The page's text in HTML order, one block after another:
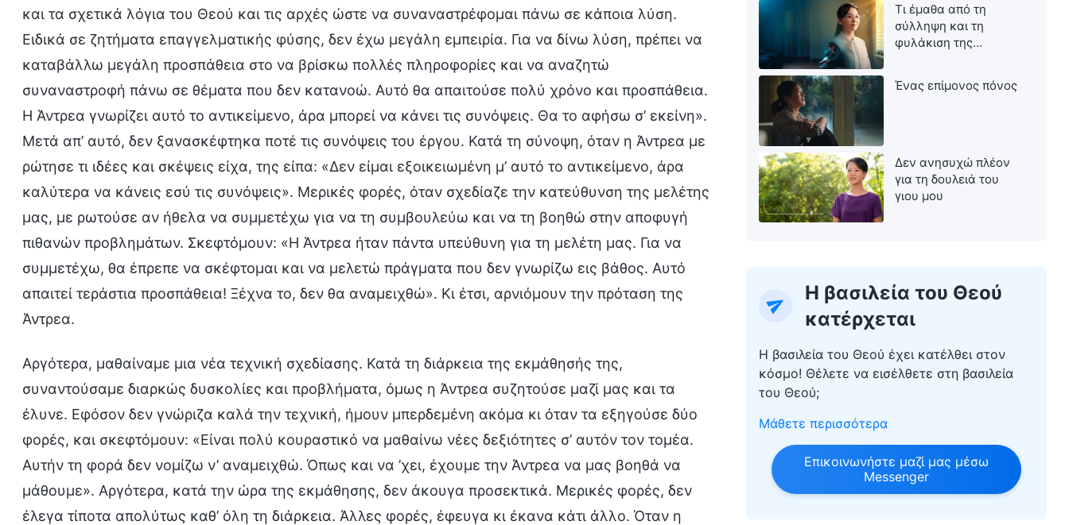
και τα σχετικά λόγια του Θεού και τις αρχές ώστε να συναναστρέφομαι πάνω σε κάποια λύση.
Ειδικά σε ζητήματα επαγγελματικής φύσης, δεν έχω μεγάλη εμπειρία. Για να δίνω λύση, πρέπει να
καταβάλλω μεγάλη προσπάθεια στο να βρίσκω πολλές πληροφορίες και να αναζητώ
συναναστροφή πάνω σε θέματα που δεν κατανοώ. Αυτό θα απαιτούσε πολύ χρόνο και προσπάθεια.
Η Άντρεα γνωρίζει αυτό το αντικείμενο, άρα μπορεί να κάνει τις συνόψεις. Θα το αφήσω σ’ εκείνη».
Μετά απ’ αυτό, δεν ξανασκέφτηκα ποτέ τις συνόψεις του έργου. Κατά τη σύνοψη, όταν η Άντρεα με
ρώτησε τι ιδέες και σκέψεις είχα, της είπα: «Δεν είμαι εξοικειωμένη μ’ αυτό το αντικείμενο, άρα
καλύτερα να κάνεις εσύ τις συνόψεις». Μερικές φορές, όταν σχεδίαζε την κατεύθυνση της μελέτης
μας, με ρωτούσε αν ήθελα να συμμετέχω για να τη συμβουλεύω και να τη βοηθώ στην αποφυγή
πιθανών προβλημάτων. Σκεφτόμουν: «Η Άντρεα ήταν πάντα υπεύθυνη για τη μελέτη μας. Για να
συμμετέχω, θα έπρεπε να σκέφτομαι και να μελετώ πράγματα που δεν γνωρίζω εις βάθος. Αυτό
απαιτεί τεράστια προσπάθεια! Ξέχνα το, δεν θα αναμειχθώ». Κι έτσι, αρνιόμουν την πρόταση της
Άντρεα.
Αργότερα, μαθαίναμε μια νέα τεχνική σχεδίασης. Κατά τη διάρκεια της εκμάθησής της,
συναντούσαμε διαρκώς δυσκολίες και προβλήματα, όμως η Άντρεα συζητούσε μαζί μας και τα
έλυνε. Εφόσον δεν γνώριζα καλά την τεχνική, ήμουν μπερδεμένη ακόμα κι όταν τα εξηγούσε δύο
φορές, και σκεφτόμουν: «Είναι πολύ κουραστικό να μαθαίνω νέες δεξιότητες σ’ αυτόν τον τομέα.
Αυτήν τη φορά δεν νομίζω ν’ αναμειχθώ. Όπως και να ’χει, έχουμε την Άντρεα να μας βοηθά να
μάθουμε». Αργότερα, κατά την ώρα της εκμάθησης, δεν άκουγα προσεκτικά. Μερικές φορές, δεν
έλεγα τίποτα απολύτως καθ’ όλη τη διάρκεια. Άλλες φορές, έφευγα κι έκανα κάτι άλλο. Όταν η
Τι έμαθα από τη
σύλληψη και τη
φυλάκιση της
Ένας επίμονος πόνος
Δεν ανησυχώ πλέον
για τη δουλειά του
γιου μου
Η βασιλεία του Θεού
κατέρχεται
Η βασιλεία του Θεού έχει κατέλθει στον
κόσμο! Θέλετε να εισέλθετε στη βασιλεία
του Θεού;
Μάθετε περισσότερα
Επικοινωνήστε μαζί μας μέσω
Messenger